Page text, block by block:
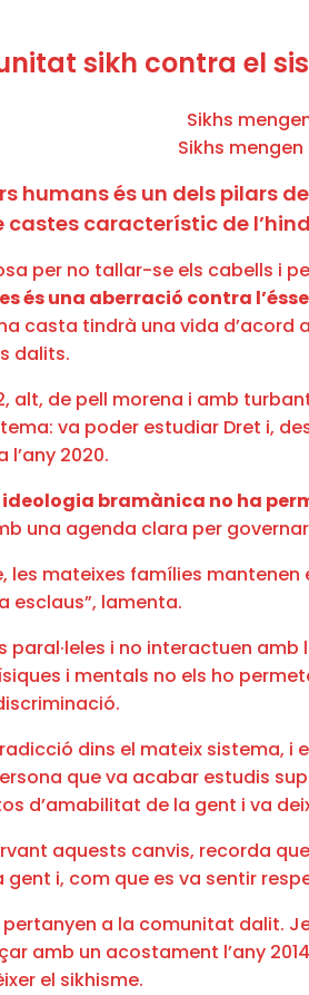
sikh contra el
Sikhs
humans és un dels pilars
castes característic de
per no tallar-se els cabells i
és una aberració contra
casta tindrà una vida
dalits.
alt, de pell morena i amb
va poder estudiar Dret i,
l’any 2020.
bramànica no ha
una agenda clara per
les mateixes famílies
esclaus”, lamenta.
paral·leles i no interactuen
i mentals no els ho
dins el mateix sistema, i
que va acabar estudis
d’amabilitat de la gent i va
aquests canvis, recorda
i, com que es va sentir
pertanyen a la comunitat dalit.
amb un acostament l’any
el sikhisme.